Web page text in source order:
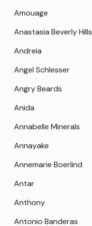
Amouage
Anastasia Beverly Hills
Andreia
Angel Schlesser
Angry Beards
Anida
Annabelle Minerals
Annayake
Annemarie Boerlind
Antar
Anthony
Antonio Banderas